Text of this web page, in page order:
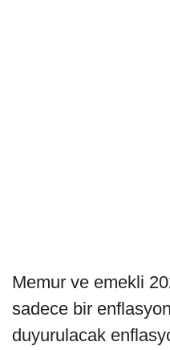
Memur ve emekli
sadece bir
duyurulacak